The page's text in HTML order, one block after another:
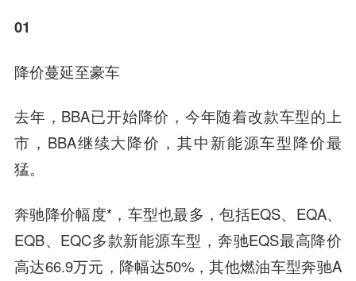
01
降价蔓延至豪车
去年，BBA已开始降价，今年随着改款车型的上
市，BBA继续大降价，其中新能源车型降价最
猛。
奔驰降价幅度*，车型也最多，包括EQS、EQA、
EQB、EQC多款新能源车型，奔驰EQS最高降价
高达66.9万元，降幅达50%，其他燃油车型奔驰A